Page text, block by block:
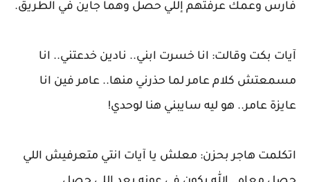
فارس وعمك عرفتهم إللي حصل وهما جاين في الطريق.
آيات بكت وقالت: انا خسرت ابني.. نادين خدعتني.. انا
مسمعتش كلام عامر لما حذرني منها.. عامر فين انا
عايزة عامر.. هو ليه سايبني هنا لوحدي!
اتكلمت هاجر بحزن: معلش يا آيات انتي متعرفيش اللي